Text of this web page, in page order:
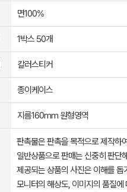
면100%
1박스 50개
칼러스티커
종이케이스
지름160mm 원형영역
판촉물은 판촉을 목적으로 제작하
일반상품으로 판매는 신중히 판단
제공되는 상품의 사진은 이해를
모니터의 해상도, 이미지의 품질